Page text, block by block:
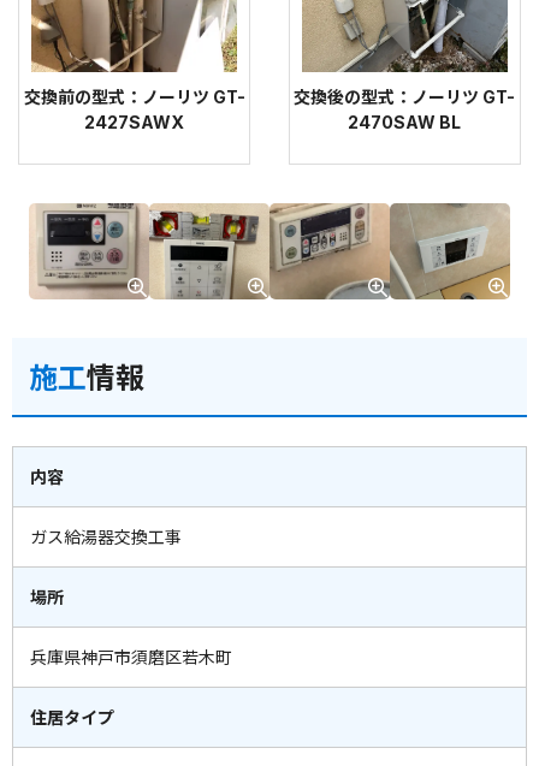
交換前の型式：ノーリツ GT-
2427SAWX
交換後の型式：ノーリツ GT-
2470SAW BL
施工情報
内容
ガス給湯器交換工事
場所
兵庫県神戸市須磨区若木町
住居タイプ